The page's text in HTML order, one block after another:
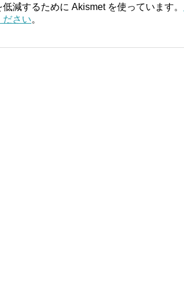
減するために Akismet を使っています。
ださい。